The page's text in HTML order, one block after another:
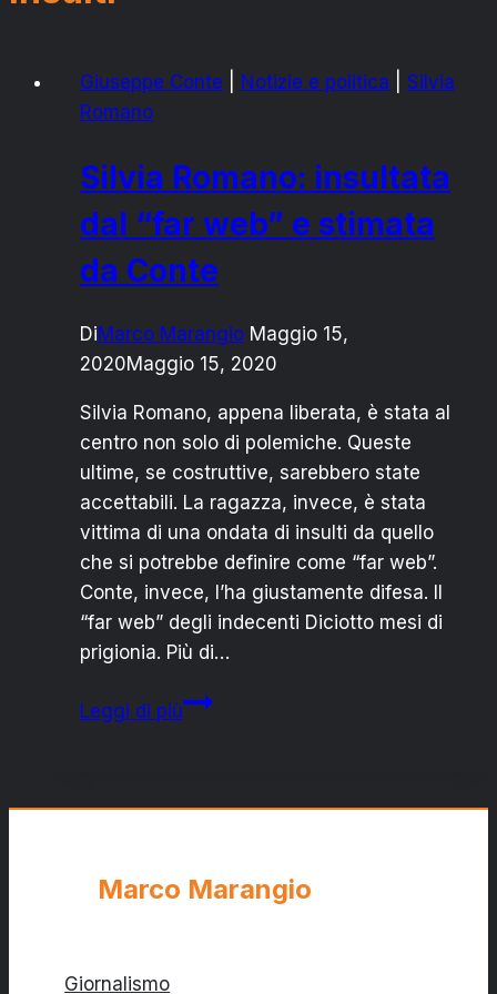
Giuseppe Conte Notizie e politica
Silvia
Romano
Silvia Romano: insultata
dal “far web” e stimata
da Conte
DiMarco Marangio Maggio 15,
2020Maggio 15, 2020
Silvia Romano, appena liberata, è stata al
centro non solo di polemiche. Queste
ultime, se costruttive, sarebbero state
accettabili. La ragazza, invece, è stata
vittima di una ondata di insulti da quello
che si potrebbe definire come “far web”.
Conte, invece, l’ha giustamente difesa. Il
“far web” degli indecenti Diciotto mesi di
prigionia. Più di…
Leggi di piùSilvia
e
Marco Marangio
Giornalismo